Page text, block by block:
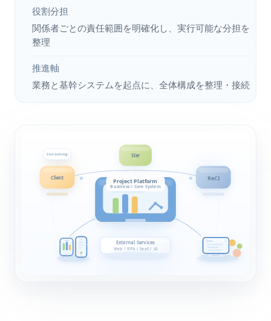
役割分担
関係者ごとの責任範囲を明確化し、実行可能な分担を
整理
推進軸
業務と基幹システムを起点に、全体構成を整理・接続